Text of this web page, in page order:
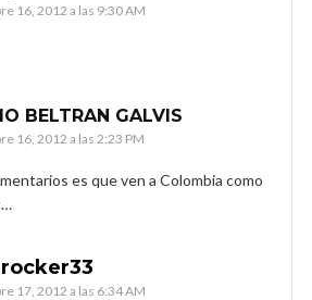
16, 2012 a las 9:30 AM
BELTRAN GALVIS
16, 2012 a las 2:23 PM
es que ven a Colombia como
17, 2012 a las 6:34 AM